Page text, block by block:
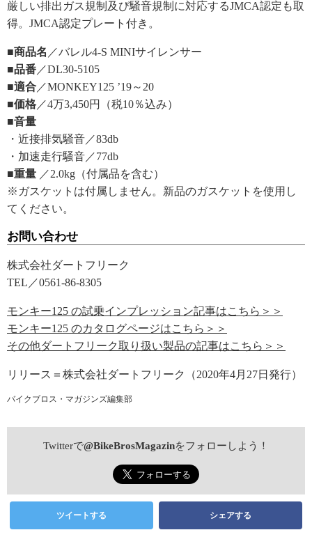
厳しい排出ガス規制及び騒音規制に対応するJMCA認定も取
得。JMCA認定プレート付き。
■商品名 ／バレル4-S MINIサイレンサー
■品番 ／DL30-5105
■適合 ／MONKEY125 ’19～20
■価格 ／4万3,450円（税10％込み）
■音量
・近接排気騒音／83db
・加速走行騒音／77db
■重量 ／2.0kg（付属品を含む）
※ガスケットは付属しません。新品のガスケットを使用し
てください。
お問い合わせ
株式会社ダートフリーク
TEL／0561-86-8305
モンキー125 の試乗インプレッション記事はこちら＞＞
モンキー125 のカタログページはこちら＞＞
その他ダートフリーク取り扱い製品の記事はこちら＞＞
リリース＝株式会社ダートフリーク（2020年4月27日発行）
バイクブロス・マガジンズ編集部
Twitterで@BikeBrosMagazinをフォローしよう！
ツイートする シェアする